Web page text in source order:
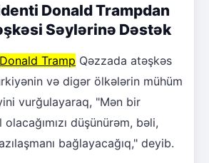
Donald Trampdan
Səylərinə Dəstək
Donald Tramp Qəzzada atəşkəs
və digər ölkələrin mühüm
vurğulayaraq, "Mən bir
düşünürəm, bəli,
bağlayacağıq," deyib.